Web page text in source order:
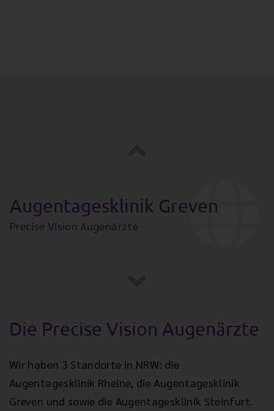
Augentagesklinik Greven
Precise Vision Augenärzte
Augentagesklinik Rheine
Precise Vision Augenärzte
Die Precise Vision Augenärzte
Wir haben 3 Standorte in NRW: die
Augentagesklinik Rheine, die Augentagesklinik
Greven und sowie die Augentagesklinik Steinfurt.